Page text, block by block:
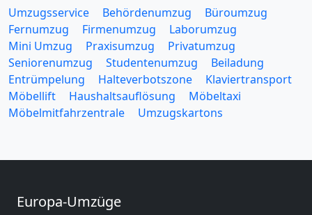
Umzugsservice Behördenumzug
Büroumzug
Fernumzug
Firmenumzug
Laborumzug
Mini Umzug
Praxisumzug
Privatumzug
Seniorenumzug
Studentenumzug
Beiladung
Entrümpelung
Halteverbotszone
Klaviertransport
Möbellift
Haushaltsauflösung
Möbeltaxi
Möbelmitfahrzentrale
Umzugskartons
Europa-Umzüge